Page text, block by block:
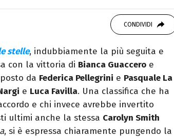
SITO
pubblicista mantovana, laureata in
libri all’attivo e ama la scrittura alla
CONDIVIDI
stelle, indubbiamente la più seguita e
con la vittoria di Bianca Guaccero e
da Federica Pellegrini e Pasquale La
e Luca Favilla. Una classifica che ha
e chi invece avrebbe invertito
ultimi anche la stessa Carolyn Smith
, si è espressa chiaramente pungendo la